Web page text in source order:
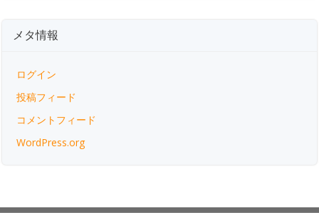
メタ情報
ログイン
投稿フィード
コメントフィード
WordPress.org